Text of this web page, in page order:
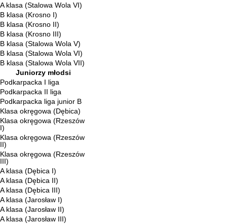
A klasa (Stalowa Wola VI)
B klasa (Krosno I)
B klasa (Krosno II)
B klasa (Krosno III)
B klasa (Stalowa Wola V)
B klasa (Stalowa Wola VI)
B klasa (Stalowa Wola VII)
Juniorzy młodsi
Podkarpacka I liga
Podkarpacka II liga
Podkarpacka liga junior B
Klasa okręgowa (Dębica)
Klasa okręgowa (Rzeszów
I)
Klasa okręgowa (Rzeszów
II)
Klasa okręgowa (Rzeszów
III)
A klasa (Dębica I)
A klasa (Dębica II)
A klasa (Dębica III)
A klasa (Jarosław I)
A klasa (Jarosław II)
A klasa (Jarosław III)